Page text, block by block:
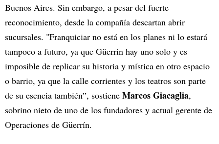
Buenos Aires. Sin embargo, a pesar del fuerte
reconocimiento, desde la compañía descartan abrir
sucursales. "Franquiciar no está en los planes ni lo estará
tampoco a futuro, ya que Güerrin hay uno solo y es
imposible de replicar su historia y mística en otro espacio
o barrio, ya que la calle corrientes y los teatros son parte
de su esencia también”, sostiene Marcos Giacaglia,
sobrino nieto de uno de los fundadores y actual gerente de
Operaciones de Güerrín.